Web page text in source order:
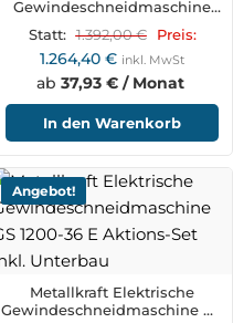
Gewindeschneidmaschine
Statt: 1.392,00€ Preis:
1.264,40 € inkl. MwSt
ab 37,93 € / Monat
In den Warenkorb
Angebot!
Metallkraft Elektrische
Gewindeschneidmaschine GS